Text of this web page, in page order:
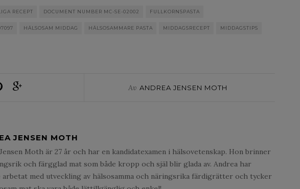
RECEPT DOCUMENT NUMBER MC-SE-02002 FULLKORNSPASTA
HÄLSOSAM MIDDAG HÄLSOSAMMARE PASTA MIDDAGSRECEPT MIDDAGSTIPS
Av ANDREA JENSEN MOTH
JENSEN MOTH
Moth är 27 år och har en kandidatexamen i hälsovetenskap. Hon brinner
och färgglad mat som både kropp och själ blir glada av. Andrea har
med utveckling av hälsosamma och näringsrika färdigrätter och tycker